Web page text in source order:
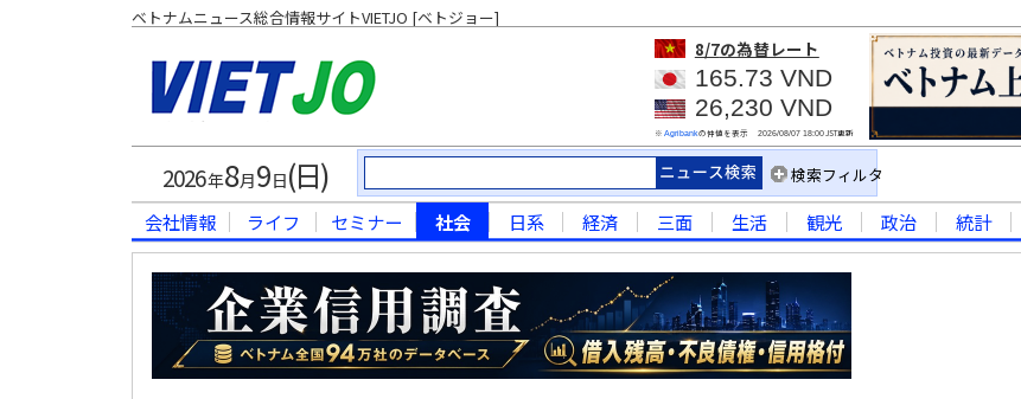
ベトナムニュース総合情報サイトVIETJO [ベトジョー]
8/7の為替レート
165.73 VND
26,230 VND
※ Agribankの仲値を表示 2026/08/07 18:00JST更新
2026年8月9 日(日) 検索フィルタ
会社情報 ライフ セミナー 社会 日系 経済 三面 生活 観光 政治 統計